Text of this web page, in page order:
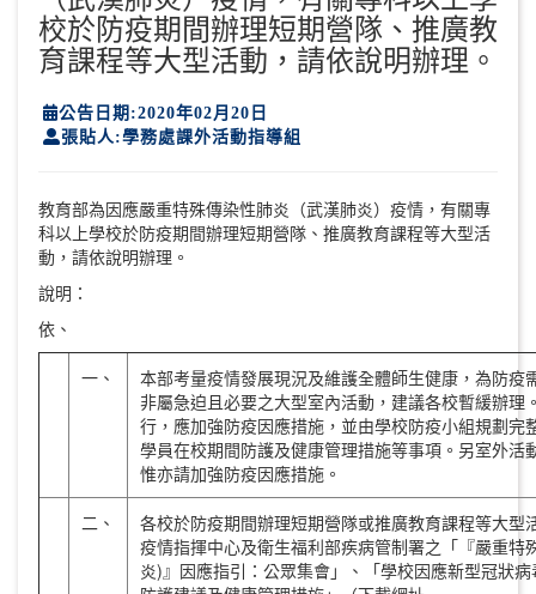
校於防疫期間辦理短期營隊、推廣教
育課程等大型活動，請依說明辦理。
公告日期:2020年02月20日
張貼人:學務處課外活動指導組
教育部為因應嚴重特殊傳染性肺炎（武漢肺炎）疫情，有關專
科以上學校於防疫期間辦理短期營隊、推廣教育課程等大型活
動，請依說明辦理。
說明：
依、
一、
本部考量疫情發展現況及維護全體師生健康，為防疫
非屬急迫且必要之大型室內活動，建議各校暫緩辦理
行，應加強防疫因應措施，並由學校防疫小組規劃完
學員在校期間防護及健康管理措施等事項。另室外活
惟亦請加強防疫因應措施。
二、
各校於防疫期間辦理短期營隊或推廣教育課程等大型
疫情指揮中心及衛生福利部疾病管制署之「『嚴重特
炎)』因應指引：公眾集會」、「學校因應新型冠狀